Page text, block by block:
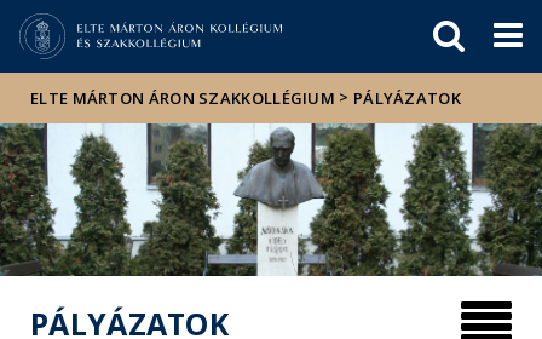
Hírek
Események
ELTE a
sajtóban
ELTE MÁRTON ÁRON SZAKKOLLÉGIUM > PÁLYÁZATOK
PÁLYÁZATOK